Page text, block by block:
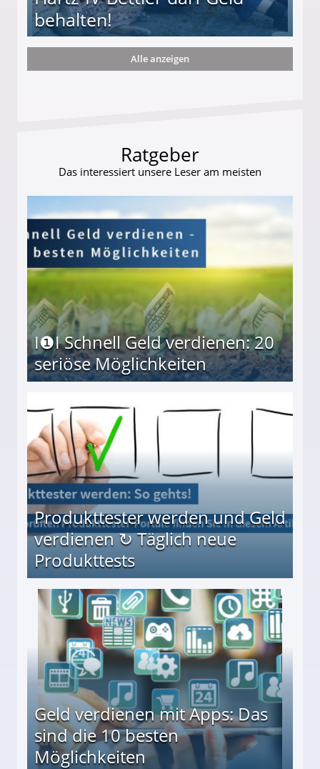
behalten!
darf Geld behalten!
Alle anzeigen
Ratgeber
Das interessiert unsere Leser am meisten
I❶I Schnell Geld verdienen: 20
seriöse Möglichkeiten
Produkttester werden und Geld
verdienen ↻ Täglich neue
Produkttests
↻ Täglich neue Produkttests
Geld verdienen mit Apps: Das
sind die 10 besten
Möglichkeiten